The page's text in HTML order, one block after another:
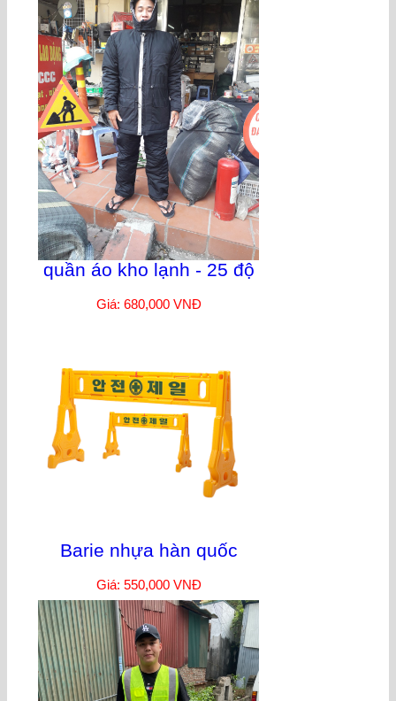
quần áo kho lạnh - 25 độ
Giá: 680,000 VNĐ
Barie nhựa hàn quốc
Giá: 550,000 VNĐ